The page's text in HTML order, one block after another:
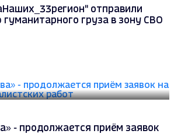
отправили
груза в зону СВО
- продолжается приём заявок